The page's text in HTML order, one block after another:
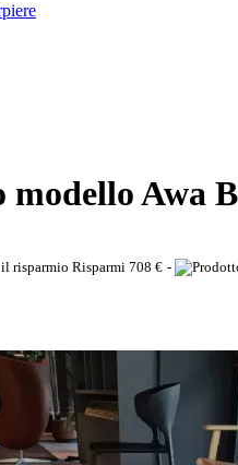
modello Awa
Risparmi 708 € -